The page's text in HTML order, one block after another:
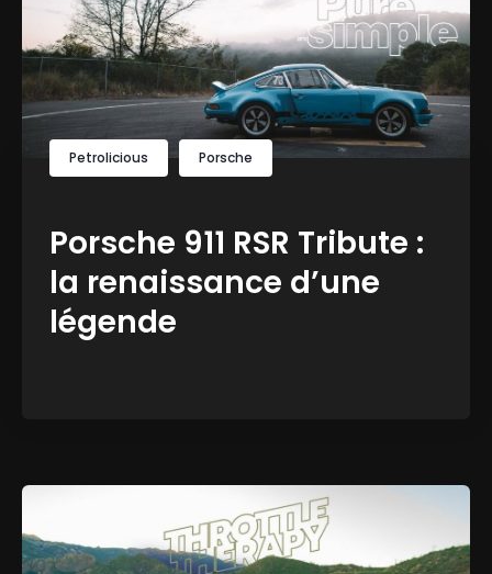
Petrolicious Porsche
Porsche 911 RSR Tribute :
la renaissance d’une
légende